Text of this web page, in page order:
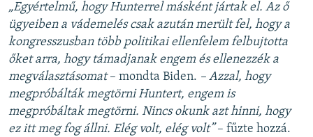
„Egyértelmű, hogy Hunterrel másként jártak el. Az ő
ügyeiben a vádemelés csak azután merült fel, hogy a
kongresszusban több politikai ellenfelem felbujtotta
őket arra, hogy támadjanak engem és ellenezzék a
megválasztásomat– mondta Biden. – Azzal, hogy
megpróbálták megtörni Huntert, engem is
megpróbáltak megtörni. Nincs okunk azt hinni, hogy
ez itt meg fog állni. Elég volt, elég volt”– fűzte hozzá.